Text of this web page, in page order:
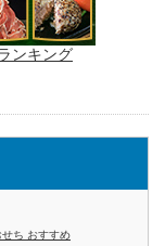
ンキング
せち おすすめ